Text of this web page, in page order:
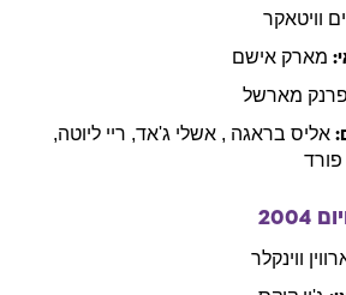
וויטאקר
מארק אישם
פרנק מארשל
אליס בראגה , אשלי ג'אד, ריי ליוטה,
פורד
2004
ווינקלר